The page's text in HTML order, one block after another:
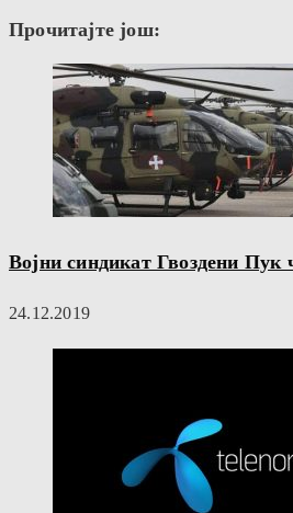
Прочитајте још:
Војни синдикат Гвоздени
24.12.2019